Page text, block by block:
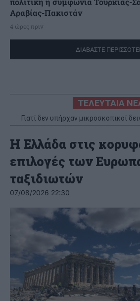
Αραβίας-Πακιστάν
4 ώρες πριν
ΔΙΑΒΑΣΤΕ